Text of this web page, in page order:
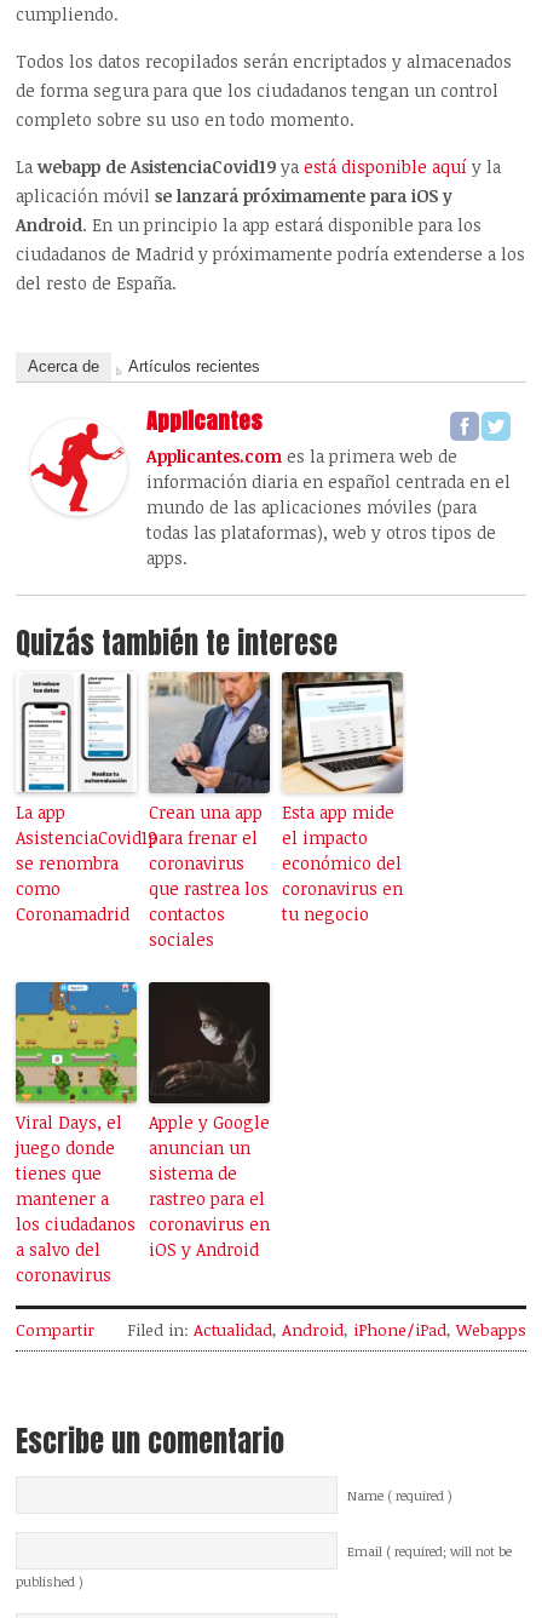
cumpliendo.
Todos los datos recopilados serán encriptados y almacenados
de forma segura para que los ciudadanos tengan un control
completo sobre su uso en todo momento.
Lawebapp de AsistenciaCovid19 yaestá disponible aquí y la
aplicación móvilse lanzará próximamente para iOS y
Android. En un principio la app estará disponible para los
ciudadanos de Madrid y próximamente podría extenderse a los
del resto de España.
Acerca de Artículos recientes
Applicantes
Applicantes.com es la primera web de
información diaria en español centrada en el
mundo de las aplicaciones móviles (para
todas las plataformas), web y otros tipos de
apps.
Quizás también te interese
La app
AsistenciaCovid19
se renombra
como
Coronamadrid
Crean una app
para frenar el
coronavirus
que rastrea los
contactos
sociales
Esta app mide
el impacto
económico del
coronavirus en
tu negocio
Viral Days, el
juego donde
tienes que
mantener a
los ciudadanos
a salvo del
coronavirus
Apple y Google
anuncian un
sistema de
rastreo para el
coronavirus en
iOS y Android
Compartir Filed in: Actualidad, Android, iPhone/iPad,Webapps
Escribe un comentario
Name ( required )
Email ( required; will not be
published )